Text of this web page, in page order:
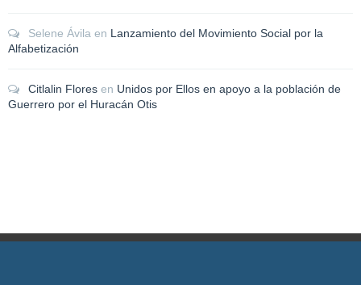
Selene Ávila en Lanzamiento del Movimiento Social por la
Alfabetización
Citlalin Flores en Unidos por Ellos en apoyo a la población de
Guerrero por el Huracán Otis